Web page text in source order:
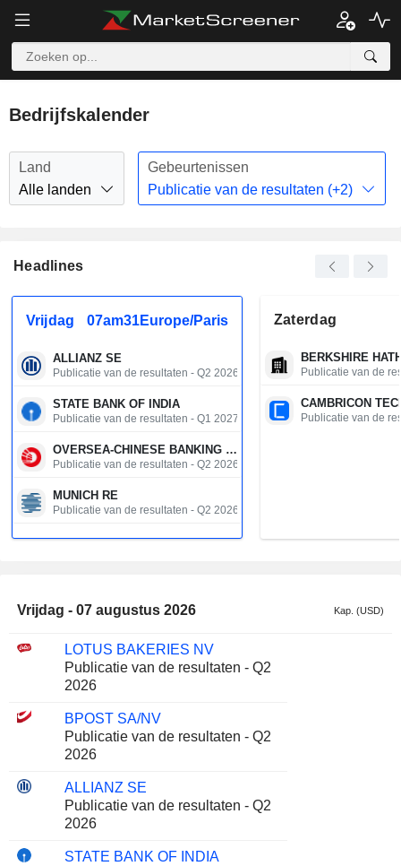
Bedrijfskalender
Land
Alle landen
Gebeurtenissen
Publicatie van de resultaten (+2)
Headlines
Vrijdag 07am31Europe/Paris
ALLIANZ SE
Publicatie van de resultaten - Q2 2026
STATE BANK OF INDIA
Publicatie van de resultaten - Q1 2027
OVERSEA-CHINESE BANKING CORPORATION LIMITED
Publicatie van de resultaten - Q2 2026
MUNICH RE
Publicatie van de resultaten - Q2 2026
JAPAN POST BANK CO., LTD.
Publicatie van de resultaten - Q2 2026
Publicatie van de resultaten - Q1 2027
Publicatie van de resultaten - Q2 2026
FUJIKURA LTD.
Publicatie van de resultaten - Q1 2027
Publicatie van de resultaten - Q2 2026
Zaterdag
BERKSHIRE
Publicatie van de
Publicatie van de
Vrijdag - 07 augustus 2026 Kap. (USD)
LOTUS BAKERIES NV
Publicatie van de resultaten - Q2
2026
BPOST SA/NV
Publicatie van de resultaten - Q2
2026
ALLIANZ SE
Publicatie van de resultaten - Q2
2026
STATE BANK OF INDIA